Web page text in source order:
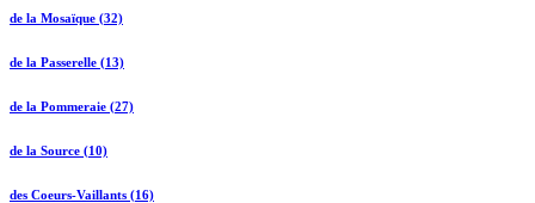
de la Mosaïque (32)
de la Passerelle (13)
de la Pommeraie (27)
de la Source (10)
des Coeurs-Vaillants (16)